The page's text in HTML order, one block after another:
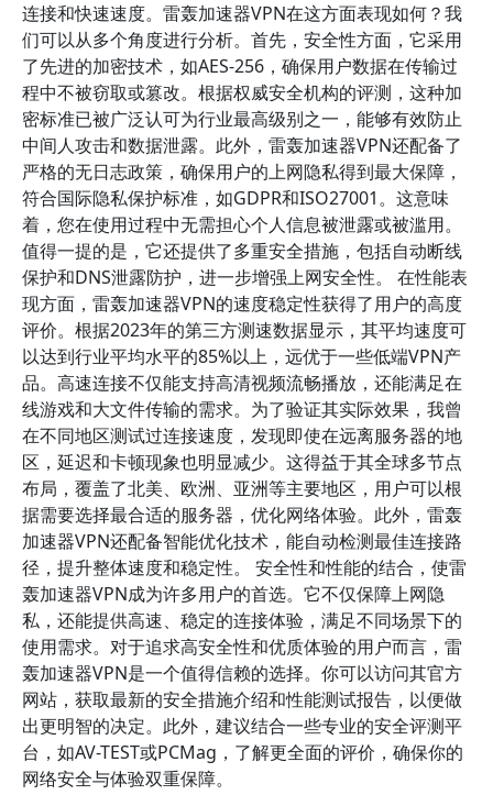
连接和快速速度。雷轰加速器VPN在这方面表现如何？我
们可以从多个角度进行分析。首先，安全性方面，它采用
了先进的加密技术，如AES-256，确保用户数据在传输过
程中不被窃取或篡改。根据权威安全机构的评测，这种加
密标准已被广泛认可为行业最高级别之一，能够有效防止
中间人攻击和数据泄露。此外，雷轰加速器VPN还配备了
严格的无日志政策，确保用户的上网隐私得到最大保障，
符合国际隐私保护标准，如GDPR和ISO27001。这意味
着，您在使用过程中无需担心个人信息被泄露或被滥用。
值得一提的是，它还提供了多重安全措施，包括自动断线
保护和DNS泄露防护，进一步增强上网安全性。 在性能表
现方面，雷轰加速器VPN的速度稳定性获得了用户的高度
评价。根据2023年的第三方测速数据显示，其平均速度可
以达到行业平均水平的85%以上，远优于一些低端VPN产
品。高速连接不仅能支持高清视频流畅播放，还能满足在
线游戏和大文件传输的需求。为了验证其实际效果，我曾
在不同地区测试过连接速度，发现即使在远离服务器的地
区，延迟和卡顿现象也明显减少。这得益于其全球多节点
布局，覆盖了北美、欧洲、亚洲等主要地区，用户可以根
据需要选择最合适的服务器，优化网络体验。此外，雷轰
加速器VPN还配备智能优化技术，能自动检测最佳连接路
径，提升整体速度和稳定性。 安全性和性能的结合，使雷
轰加速器VPN成为许多用户的首选。它不仅保障上网隐
私，还能提供高速、稳定的连接体验，满足不同场景下的
使用需求。对于追求高安全性和优质体验的用户而言，雷
轰加速器VPN是一个值得信赖的选择。你可以访问其官方
网站，获取最新的安全措施介绍和性能测试报告，以便做
出更明智的决定。此外，建议结合一些专业的安全评测平
台，如AV-TEST或PCMag，了解更全面的评价，确保你的
网络安全与体验双重保障。